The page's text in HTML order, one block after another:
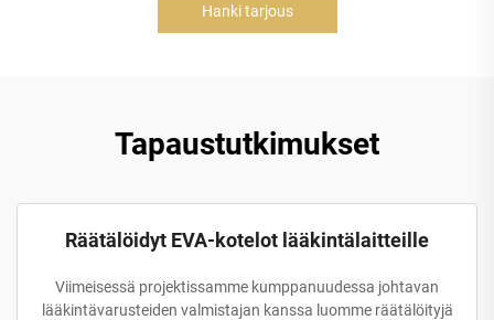
Hanki tarjous
Tapaustutkimukset
Räätälöidyt EVA-kotelot lääkintälaitteille
Viimeisessä projektissamme kumppanuudessa johtavan
lääkintävarusteiden valmistajan kanssa luomme räätälöityjä